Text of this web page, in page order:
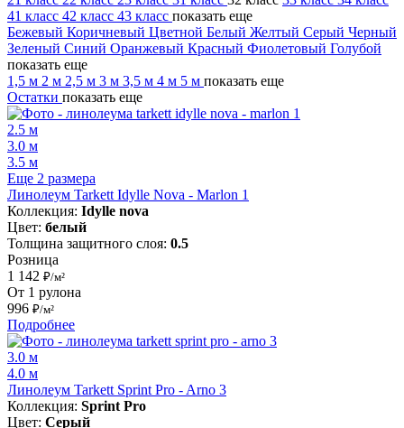
41 класс 42 класс 43 класс показать еще
Бежевый Коричневый Цветной Белый Желтый Серый Черный
Зеленый Синий Оранжевый Красный Фиолетовый Голубой
показать еще
1,5 м 2 м 2,5 м 3 м 3,5 м 4 м 5 м показать еще
Остатки показать еще
2.5 м
3.0 м
3.5 м
Еще 2 размера
Линолеум Tarkett Idylle Nova - Marlon 1
Коллекция: Idylle nova
Цвет: белый
Толщина защитного слоя: 0.5
Розница
1 142 ₽/м²
От 1 рулона
996 ₽/м²
Подробнее
3.0 м
4.0 м
Линолеум Tarkett Sprint Pro - Arno 3
Коллекция: Sprint Pro
Цвет: Серый